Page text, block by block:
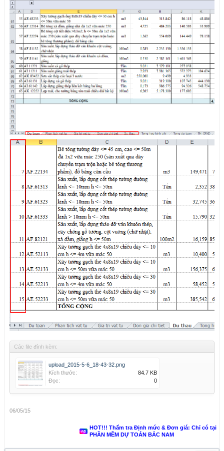
Các file đính kèm:
upload_2015-5-6_18-43-32.png
Kích thước:
84.7 KB
Đọc:
0
06/05/15
HOT!!! Thẩm tra Định mức & Đơn giá: Chỉ có tại
PHẦN MỀM DỰ TOÁN BẮC NAM